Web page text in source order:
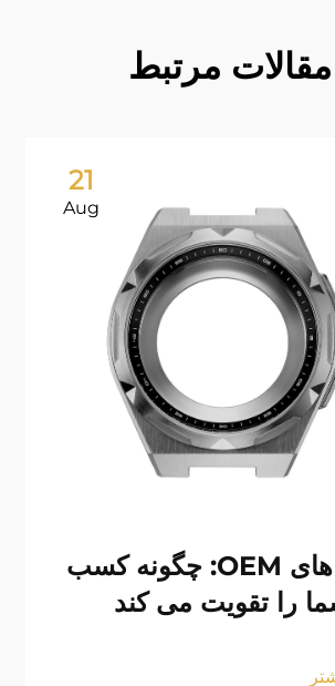
مقالات مرتبط
21
Aug
ساعت های OEM: چگونه کسب
را تقویت می کند